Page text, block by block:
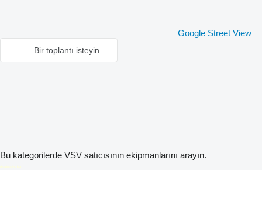
Google Street View
Bir toplantı isteyin
Bu kategorilerde VSV satıcısının ekipmanlarını arayın.
disallow-in-dsa